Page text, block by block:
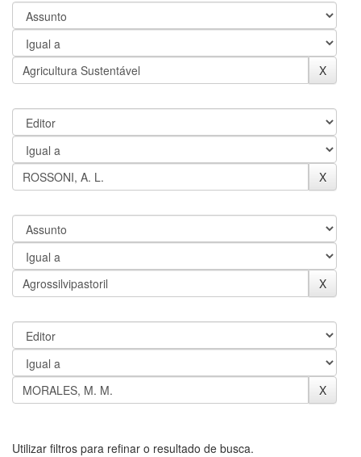
Utilizar filtros para refinar o resultado de busca.